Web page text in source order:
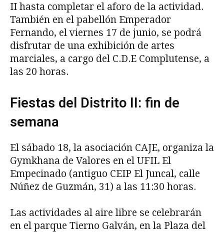
II hasta completar el aforo de la actividad.
También en el pabellón Emperador
Fernando, el viernes 17 de junio, se podrá
disfrutar de una exhibición de artes
marciales, a cargo del C.D.E Complutense, a
las 20 horas.
Fiestas del Distrito II: fin de
semana
El sábado 18, la asociación CAJE, organiza la
Gymkhana de Valores en el UFIL El
Empecinado (antiguo CEIP El Juncal, calle
Núñez de Guzmán, 31) a las 11:30 horas.
Las actividades al aire libre se celebrarán
en el parque Tierno Galván, en la Plaza del